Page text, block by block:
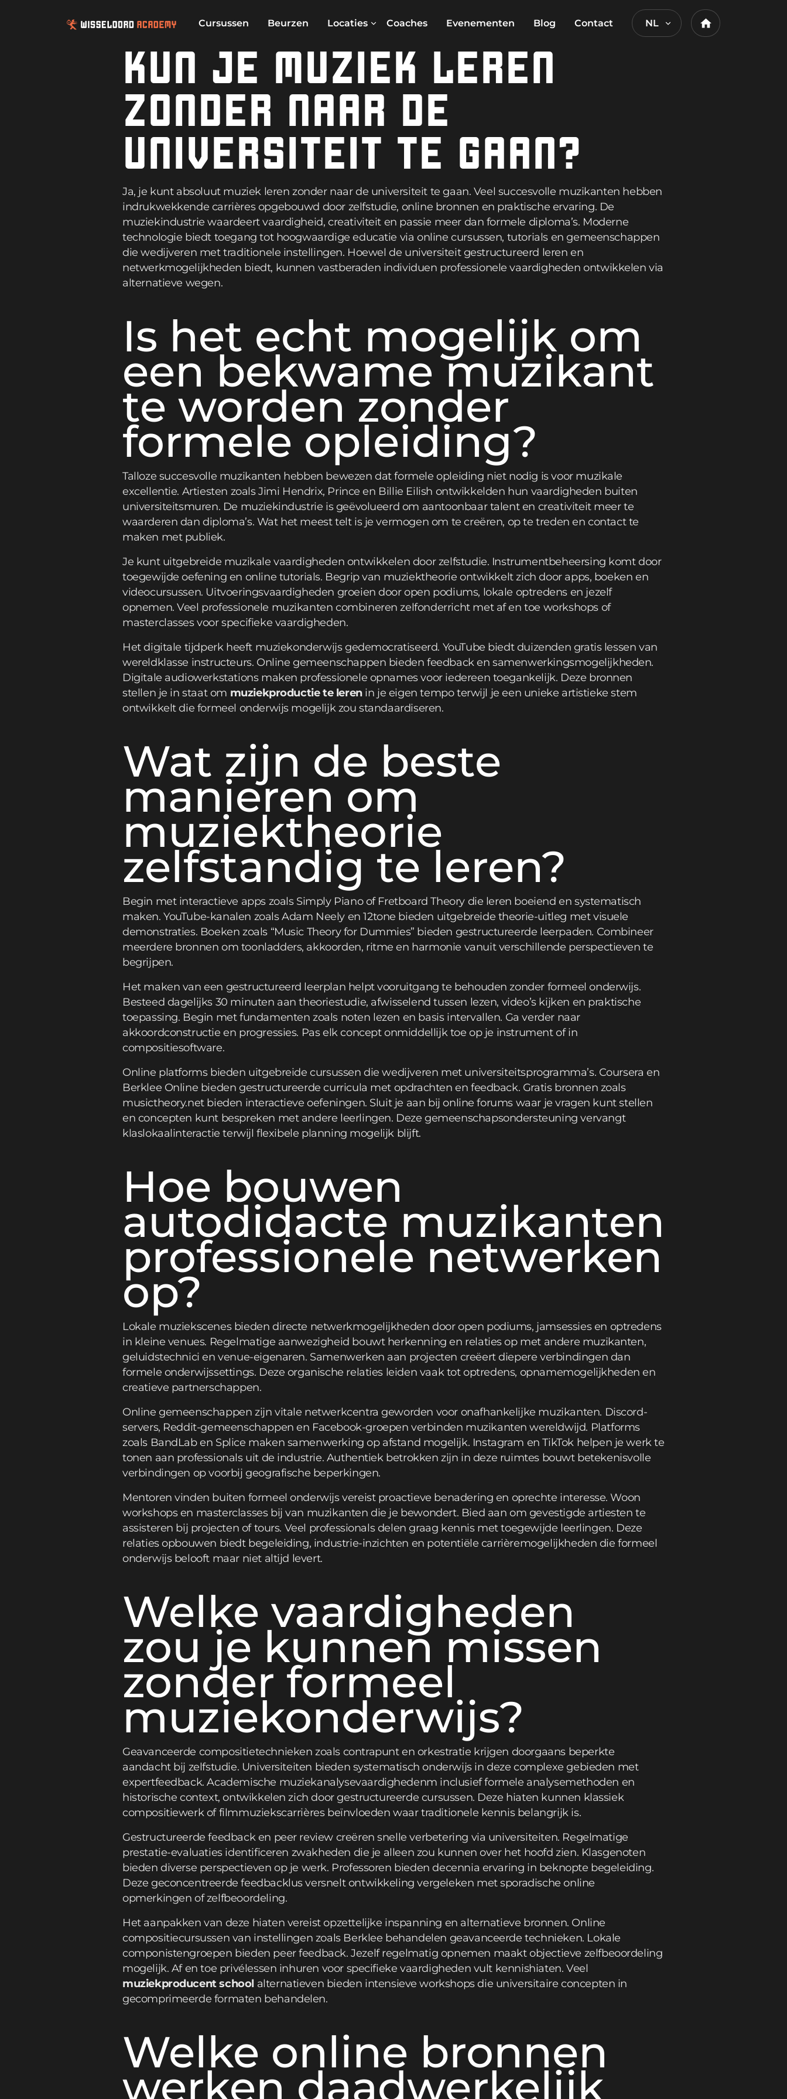
Cursussen Beurzen Locaties Coaches Evenementen Blog Contact NL Home
KUN JE MUZIEK LEREN
ZONDER NAAR DE
UNIVERSITEIT TE GAAN?
Ja, je kunt absoluut muziek leren zonder naar de universiteit te gaan. Veel succesvolle muzikanten hebben
indrukwekkende carrières opgebouwd door zelfstudie, online bronnen en praktische ervaring. De
muziekindustrie waardeert vaardigheid, creativiteit en passie meer dan formele diploma’s. Moderne
technologie biedt toegang tot hoogwaardige educatie via online cursussen, tutorials en gemeenschappen
die wedijveren met traditionele instellingen. Hoewel de universiteit gestructureerd leren en
netwerkmogelijkheden biedt, kunnen vastberaden individuen professionele vaardigheden ontwikkelen via
alternatieve wegen.
Is het echt mogelijk om
een bekwame muzikant
te worden zonder
formele opleiding?
Talloze succesvolle muzikanten hebben bewezen dat formele opleiding niet nodig is voor muzikale
excellentie. Artiesten zoals Jimi Hendrix, Prince en Billie Eilish ontwikkelden hun vaardigheden buiten
universiteitsmuren. De muziekindustrie is geëvolueerd om aantoonbaar talent en creativiteit meer te
waarderen dan diploma’s. Wat het meest telt is je vermogen om te creëren, op te treden en contact te
maken met publiek.
Je kunt uitgebreide muzikale vaardigheden ontwikkelen door zelfstudie. Instrumentbeheersing komt door
toegewijde oefening en online tutorials. Begrip van muziektheorie ontwikkelt zich door apps, boeken en
videocursussen. Uitvoeringsvaardigheden groeien door open podiums, lokale optredens en jezelf
opnemen. Veel professionele muzikanten combineren zelfonderricht met af en toe workshops of
masterclasses voor specifieke vaardigheden.
Het digitale tijdperk heeft muziekonderwijs gedemocratiseerd. YouTube biedt duizenden gratis lessen van
wereldklasse instructeurs. Online gemeenschappen bieden feedback en samenwerkingsmogelijkheden.
Digitale audiowerkstations maken professionele opnames voor iedereen toegankelijk. Deze bronnen
stellen je in staat om muziekproductie te lerenin je eigen tempo terwijl je een unieke artistieke stem
ontwikkelt die formeel onderwijs mogelijk zou standaardiseren.
Wat zijn de beste
manieren om
muziektheorie
zelfstandig te leren?
Begin met interactieve apps zoals Simply Piano of Fretboard Theory die leren boeiend en systematisch
maken. YouTube-kanalen zoals Adam Neely en 12tone bieden uitgebreide theorie-uitleg met visuele
demonstraties. Boeken zoals “Music Theory for Dummies” bieden gestructureerde leerpaden. Combineer
meerdere bronnen om toonladders, akkoorden, ritme en harmonie vanuit verschillende perspectieven te
begrijpen.
Het maken van een gestructureerd leerplan helpt vooruitgang te behouden zonder formeel onderwijs.
Besteed dagelijks 30 minuten aan theoriestudie, afwisselend tussen lezen, video’s kijken en praktische
toepassing. Begin met fundamenten zoals noten lezen en basis intervallen. Ga verder naar
akkoordconstructie en progressies. Pas elk concept onmiddellijk toe op je instrument of in
compositiesoftware.
Online platforms bieden uitgebreide cursussen die wedijveren met universiteitsprogramma’s. Coursera en
Berklee Online bieden gestructureerde curricula met opdrachten en feedback. Gratis bronnen zoals
musictheory.net bieden interactieve oefeningen. Sluit je aan bij online forums waar je vragen kunt stellen
en concepten kunt bespreken met andere leerlingen. Deze gemeenschapsondersteuning vervangt
klaslokaalinteractie terwijl flexibele planning mogelijk blijft.
Hoe bouwen
autodidacte muzikanten
professionele netwerken
op?
Lokale muziekscenes bieden directe netwerkmogelijkheden door open podiums, jamsessies en optredens
in kleine venues. Regelmatige aanwezigheid bouwt herkenning en relaties op met andere muzikanten,
geluidstechnici en venue-eigenaren. Samenwerken aan projecten creëert diepere verbindingen dan
formele onderwijssettings. Deze organische relaties leiden vaak tot optredens, opnamemogelijkheden en
creatieve partnerschappen.
Online gemeenschappen zijn vitale netwerkcentra geworden voor onafhankelijke muzikanten. Discord-
servers, Reddit-gemeenschappen en Facebook-groepen verbinden muzikanten wereldwijd. Platforms
zoals BandLab en Splice maken samenwerking op afstand mogelijk. Instagram en TikTok helpen je werk te
tonen aan professionals uit de industrie. Authentiek betrokken zijn in deze ruimtes bouwt betekenisvolle
verbindingen op voorbij geografische beperkingen.
Mentoren vinden buiten formeel onderwijs vereist proactieve benadering en oprechte interesse. Woon
workshops en masterclasses bij van muzikanten die je bewondert. Bied aan om gevestigde artiesten te
assisteren bij projecten of tours. Veel professionals delen graag kennis met toegewijde leerlingen. Deze
relaties opbouwen biedt begeleiding, industrie-inzichten en potentiële carrièremogelijkheden die formeel
onderwijs belooft maar niet altijd levert.
Welke vaardigheden
zou je kunnen missen
zonder formeel
muziekonderwijs?
Geavanceerde compositietechnieken zoals contrapunt en orkestratie krijgen doorgaans beperkte
aandacht bij zelfstudie. Universiteiten bieden systematisch onderwijs in deze complexe gebieden met
expertfeedback. Academische muziekanalysevaardighedenm inclusief formele analysemethoden en
historische context, ontwikkelen zich door gestructureerde cursussen. Deze hiaten kunnen klassiek
compositiewerk of filmmuziekscarrières beïnvloeden waar traditionele kennis belangrijk is.
Gestructureerde feedback en peer review creëren snelle verbetering via universiteiten. Regelmatige
prestatie-evaluaties identificeren zwakheden die je alleen zou kunnen over het hoofd zien. Klasgenoten
bieden diverse perspectieven op je werk. Professoren bieden decennia ervaring in beknopte begeleiding.
Deze geconcentreerde feedbacklus versnelt ontwikkeling vergeleken met sporadische online
opmerkingen of zelfbeoordeling.
Het aanpakken van deze hiaten vereist opzettelijke inspanning en alternatieve bronnen. Online
compositiecursussen van instellingen zoals Berklee behandelen geavanceerde technieken. Lokale
componistengroepen bieden peer feedback. Jezelf regelmatig opnemen maakt objectieve zelfbeoordeling
mogelijk. Af en toe privélessen inhuren voor specifieke vaardigheden vult kennishiaten. Veel
muziekproducent school alternatieven bieden intensieve workshops die universitaire concepten in
gecomprimeerde formaten behandelen.
Welke online bronnen
werken daadwerkelijk